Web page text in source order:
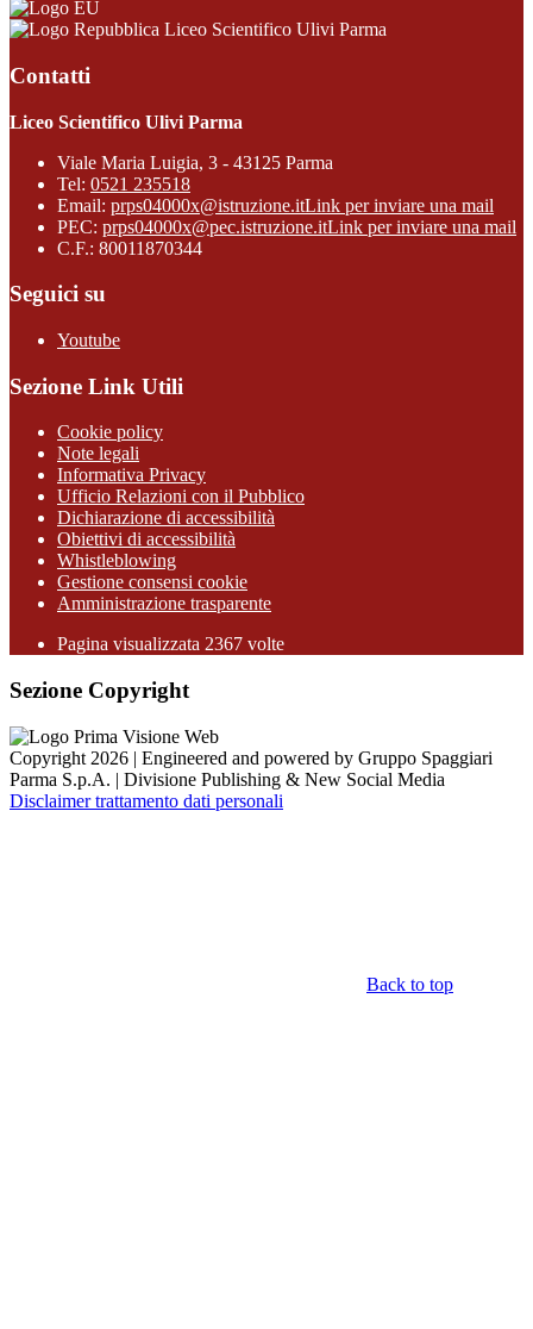
Liceo Scientifico Ulivi Parma
Contatti
Liceo Scientifico Ulivi Parma
Viale Maria Luigia, 3 - 43125 Parma
Tel: 0521 235518
Email: prps04000x@istruzione.itLink per inviare una mail
PEC: prps04000x@pec.istruzione.itLink per inviare una mail
C.F.: 80011870344
Seguici su
Youtube
Sezione Link Utili
Cookie policy
Note legali
Informativa Privacy
Ufficio Relazioni con il Pubblico
Dichiarazione di accessibilità
Obiettivi di accessibilità
Whistleblowing
Gestione consensi cookie
Amministrazione trasparente
Pagina visualizzata 2367 volte
Sezione Copyright
Copyright 2026 | Engineered and powered by Gruppo Spaggiari
Parma S.p.A. | Divisione Publishing & New Social Media
Disclaimer trattamento dati personali
Back to top